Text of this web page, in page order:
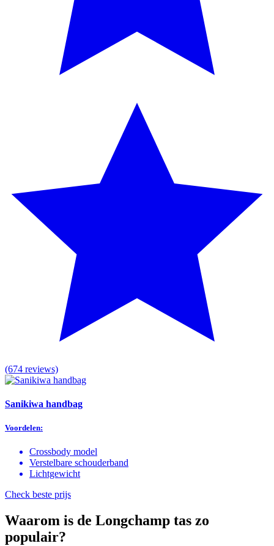
(674 reviews)
Sanikiwa handbag
Voordelen:
Crossbody model
Verstelbare schouderband
Lichtgewicht
Check beste prijs
Waarom is de Longchamp tas zo
populair?